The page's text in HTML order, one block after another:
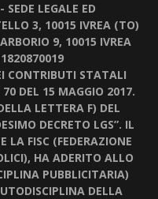
SEDE LEGALE ED
3, 10015 IVREA (TO)
9, 10015 IVREA
CONTRIBUTI STATALI
DEL 15 MAGGIO 2017.
LETTERA F) DEL
DECRETO LGS”. IL
LA FISC (FEDERAZIONE
HA ADERITO ALLO
PUBBLICITARIA)
DELLA